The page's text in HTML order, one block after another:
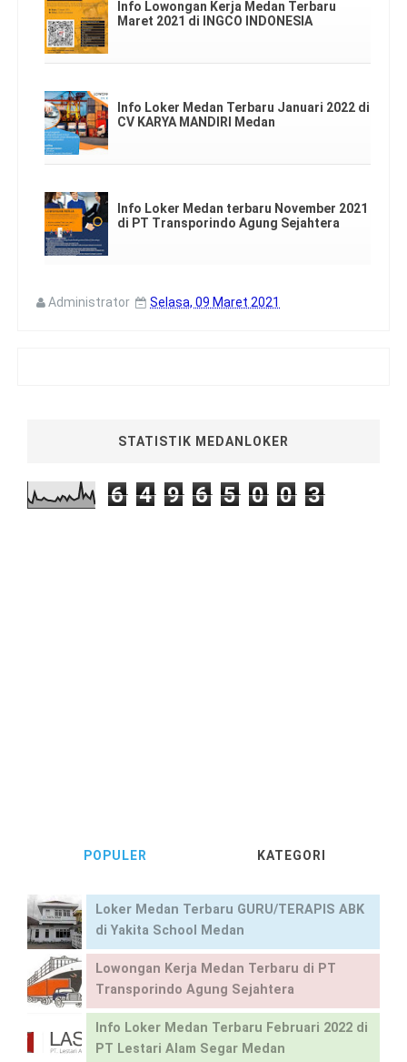
Info Lowongan Kerja Medan Terbaru
Maret 2021 di INGCO INDONESIA
Info Loker Medan Terbaru Januari 2022 di
CV KARYA MANDIRI Medan
Info Loker Medan terbaru November 2021
di PT Transporindo Agung Sejahtera
Administrator Selasa, 09 Maret 2021
STATISTIK MEDANLOKER
6 4 9 6 5 0 0 3
POPULER KATEGORI
Loker Medan Terbaru GURU/TERAPIS ABK
di Yakita School Medan
Lowongan Kerja Medan Terbaru di PT
Transporindo Agung Sejahtera
Info Loker Medan Terbaru Februari 2022 di
PT Lestari Alam Segar Medan